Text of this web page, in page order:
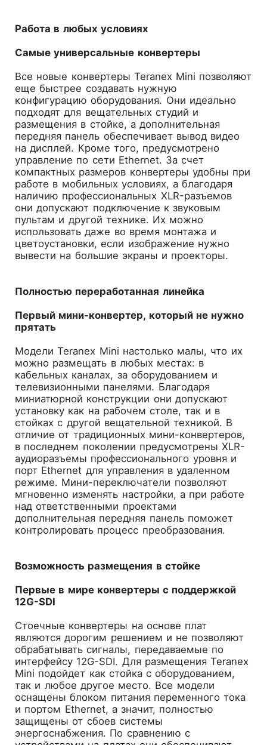
Работа в любых условиях
Самые универсальные конвертеры
Все новые конвертеры Teranex Mini позволяют
еще быстрее создавать нужную
конфигурацию оборудования. Они идеально
подходят для вещательных студий и
размещения в стойке, а дополнительная
передняя панель обеспечивает вывод видео
на дисплей. Кроме того, предусмотрено
управление по сети Ethernet. За счет
компактных размеров конвертеры удобны при
работе в мобильных условиях, а благодаря
наличию профессиональных XLR-разъемов
они допускают подключение к звуковым
пультам и другой технике. Их можно
использовать даже во время монтажа и
цветоустановки, если изображение нужно
вывести на большие экраны и проекторы.
Полностью переработанная линейка
Первый мини-конвертер, который не нужно
прятать
Модели Teranex Mini настолько малы, что их
можно размещать в любых местах: в
кабельных каналах, за оборудованием и
телевизионными панелями. Благодаря
миниатюрной конструкции они допускают
установку как на рабочем столе, так и в
стойках с другой вещательной техникой. В
отличие от традиционных мини-конвертеров,
в последнем поколении предусмотрены XLR-
аудиоразъемы профессионального уровня и
порт Ethernet для управления в удаленном
режиме. Мини-переключатели позволяют
мгновенно изменять настройки, а при работе
над ответственными проектами
дополнительная передняя панель поможет
контролировать процесс преобразования.
Возможность размещения в стойке
Первые в мире конвертеры с поддержкой
12G-SDI
Стоечные конвертеры на основе плат
являются дорогим решением и не позволяют
обрабатывать сигналы, передаваемые по
интерфейсу 12G-SDI. Для размещения Teranex
Mini подойдет как стойка с оборудованием,
так и любое другое место. Все модели
оснащены блоком питания переменного тока
и портом Ethernet, а значит, полностью
защищены от сбоев системы
энергоснабжения. По сравнению с